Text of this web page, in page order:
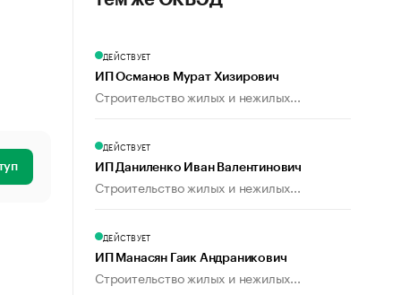
ДЕЙСТВУЕТ
ИП Османов Мурат Хизирович
Строительство жилых и нежилых...
ДЕЙСТВУЕТ
ИП Даниленко Иван Валентинович
Строительство жилых и нежилых...
ДЕЙСТВУЕТ
ИП Манасян Гаик Андраникович
Строительство жилых и нежилых...